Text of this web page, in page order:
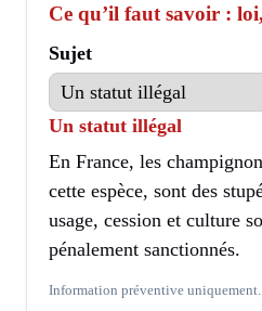
Ce qu’il faut savoir :
Sujet
Un statut illégal
En France, les
cette espèce, sont des
usage, cession et culture
pénalement sanctionnés.
Information préventive